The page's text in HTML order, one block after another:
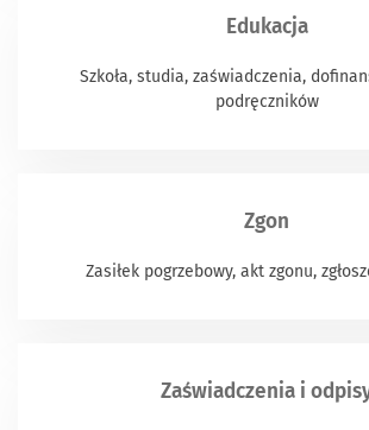
Edukacja
Szkoła, studia, zaświadczenia,
podręczników
Zgon
Zasiłek pogrzebowy, akt zgonu,
Zaświadczenia i